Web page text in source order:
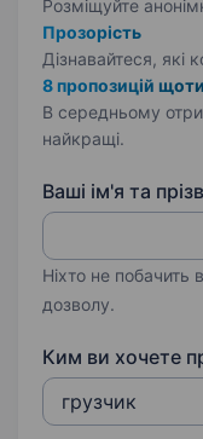
Розміщуйте
Прозорість
Дізнавайтеся, які
8 пропозицій
В середньому
найкращі.
Ваші ім'я та
Ніхто не побачить
дозволу.
Ким ви хочете